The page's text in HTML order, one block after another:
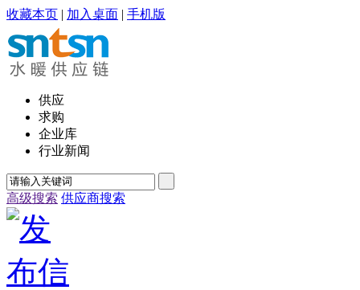
收藏本页 | 加入桌面 | 手机版
供应
求购
企业库
行业新闻
高级搜索 供应商搜索